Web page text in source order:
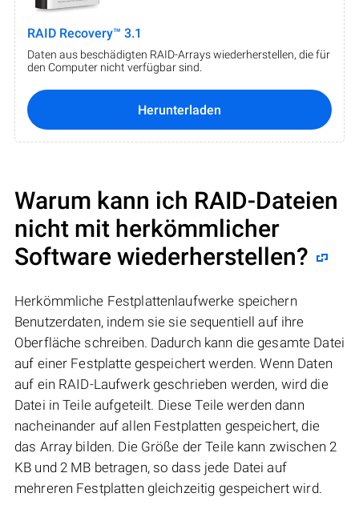
RAID Recovery™ 3.1
Daten aus beschädigten RAID-Arrays wiederherstellen, die für
den Computer nicht verfügbar sind.
Herunterladen
Warum kann ich RAID-Dateien
nicht mit herkömmlicher
Software wiederherstellen?
Herkömmliche Festplattenlaufwerke speichern
Benutzerdaten, indem sie sie sequentiell auf ihre
Oberfläche schreiben. Dadurch kann die gesamte Datei
auf einer Festplatte gespeichert werden. Wenn Daten
auf ein RAID-Laufwerk geschrieben werden, wird die
Datei in Teile aufgeteilt. Diese Teile werden dann
nacheinander auf allen Festplatten gespeichert, die
das Array bilden. Die Größe der Teile kann zwischen 2
KB und 2 MB betragen, so dass jede Datei auf
mehreren Festplatten gleichzeitig gespeichert wird.